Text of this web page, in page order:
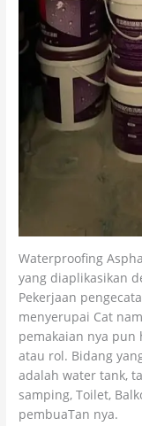
Waterproofing
yang diaplikasikan
Pekerjaan
menyerupai Cat
pemakaian nya pun
atau rol. Bidang
adalah water tank,
samping, Toilet,
pembuaTan nya.